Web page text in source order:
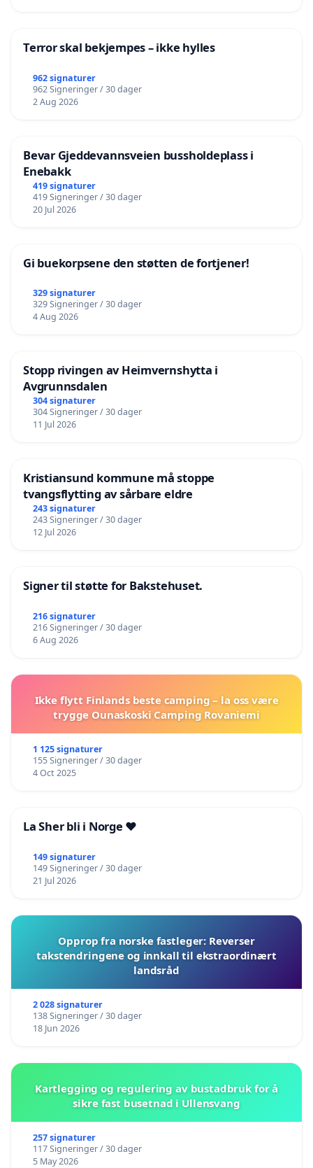
Terror skal bekjempes – ikke hylles
962 signaturer
962 Signeringer / 30 dager
2 Aug 2026
Bevar Gjeddevannsveien bussholdeplass i
Enebakk
419 signaturer
419 Signeringer / 30 dager
20 Jul 2026
Gi buekorpsene den støtten de fortjener!
329 signaturer
329 Signeringer / 30 dager
4 Aug 2026
Stopp rivingen av Heimvernshytta i
Avgrunnsdalen
304 signaturer
304 Signeringer / 30 dager
11 Jul 2026
Kristiansund kommune må stoppe
tvangsflytting av sårbare eldre
243 signaturer
243 Signeringer / 30 dager
12 Jul 2026
Signer til støtte for Bakstehuset.
216 signaturer
216 Signeringer / 30 dager
6 Aug 2026
Ikke flytt Finlands beste camping – la oss være
trygge Ounaskoski Camping Rovaniemi
1 125 signaturer
155 Signeringer / 30 dager
4 Oct 2025
La Sher bli i Norge ❤️
149 signaturer
149 Signeringer / 30 dager
21 Jul 2026
Opprop fra norske fastleger: Reverser
takstendringene og innkall til ekstraordinært
landsråd
2 028 signaturer
138 Signeringer / 30 dager
18 Jun 2026
Kartlegging og regulering av bustadbruk for å
sikre fast busetnad i Ullensvang
257 signaturer
117 Signeringer / 30 dager
5 May 2026